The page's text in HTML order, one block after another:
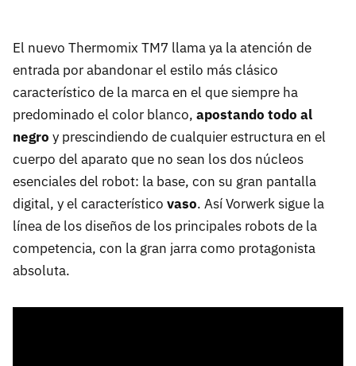
El nuevo Thermomix TM7 llama ya la atención de
entrada por abandonar el estilo más clásico
característico de la marca en el que siempre ha
predominado el color blanco, apostando todo al
negro y prescindiendo de cualquier estructura en el
cuerpo del aparato que no sean los dos núcleos
esenciales del robot: la base, con su gran pantalla
digital, y el característico vaso. Así Vorwerk sigue la
línea de los diseños de los principales robots de la
competencia, con la gran jarra como protagonista
absoluta.